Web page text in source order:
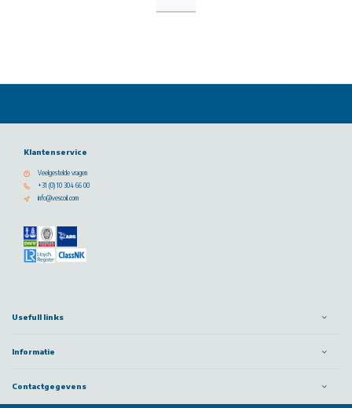
Klantenservice
Veelgestelde vragen
+31 (0) 10 304 66 00
info@vescoil.com
Usefull links
Informatie
Contactgegevens